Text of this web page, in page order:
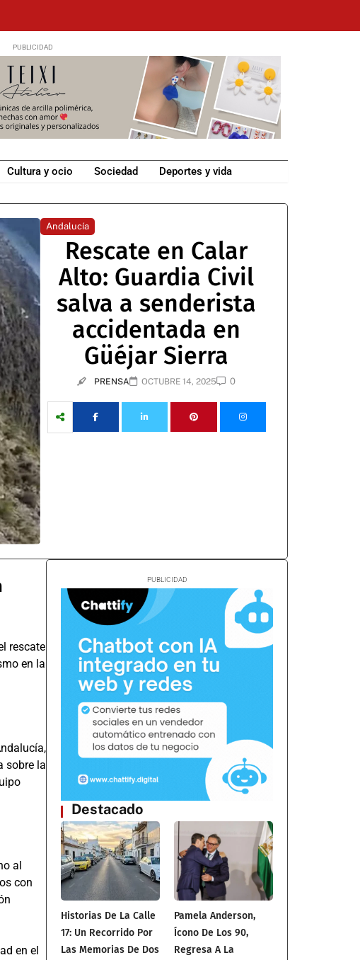
Cultura y ocio Sociedad Deportes y vida
Andalucía
Rescate en Calar
Alto: Guardia Civil
salva a senderista
accidentada en
Güéjar Sierra
PRENSA OCTUBRE 14, 2025 0
rescate
en la
sobre la
al
con
en el
Destacado
Historias De La Calle
17: Un Recorrido Por
Las Memorias De Dos
Pamela Anderson,
Ícono De Los 90,
Regresa A La